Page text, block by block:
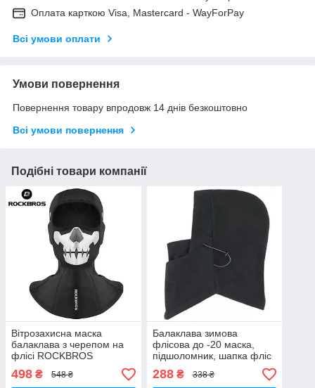
Оплата карткою Visa, Mastercard - WayForPay
Всі умови оплати
Умови повернення
Повернення товару впродовж 14 днів безкоштовно
Всі умови повернення
Подібні товари компанії
Вітрозахисна маска
балаклава з черепом на
флісі ROCKBROS
498 ₴ 548 ₴
Балаклава зимова
флісова до -20 маска,
підшоломник, шапка фліс
баф
288₴ 338 ₴